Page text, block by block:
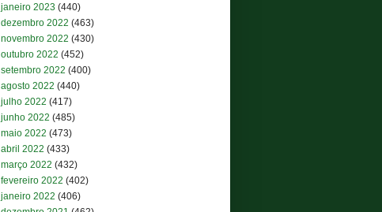
janeiro 2023 (440)
dezembro 2022 (463)
novembro 2022 (430)
outubro 2022 (452)
setembro 2022 (400)
agosto 2022 (440)
julho 2022 (417)
junho 2022 (485)
maio 2022 (473)
abril 2022 (433)
março 2022 (432)
fevereiro 2022 (402)
janeiro 2022 (406)